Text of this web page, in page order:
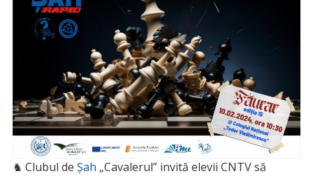
♞ Clubul de Șah „Cavalerul” invită elevii CNTV să